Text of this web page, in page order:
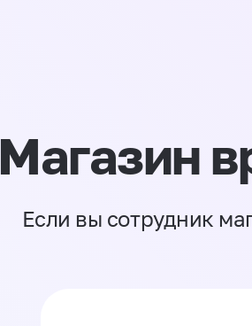
Магазин
Если вы сотрудник